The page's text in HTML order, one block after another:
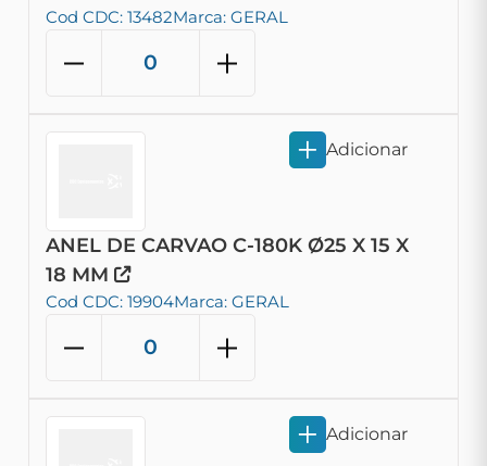
Cod CDC: 13482Marca: GERAL
ANEL DE CARVAO C-180K Ø25 X 15 X
18 MM
Cod CDC: 19904Marca: GERAL
Adicionar
Adicionar